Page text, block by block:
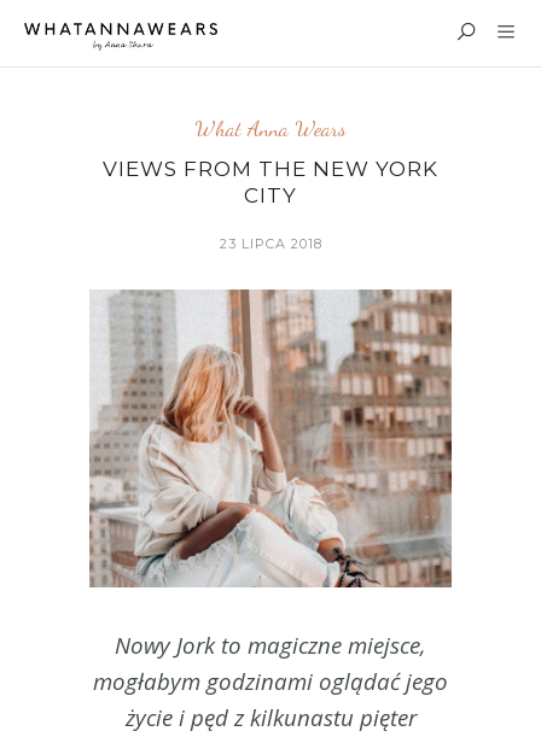
What Anna Wears
VIEWS FROM THE NEW YORK
CITY
23 LIPCA 2018
Nowy Jork to magiczne miejsce,
mogłabym godzinami oglądać jego
życie i pęd z kilkunastu pięter